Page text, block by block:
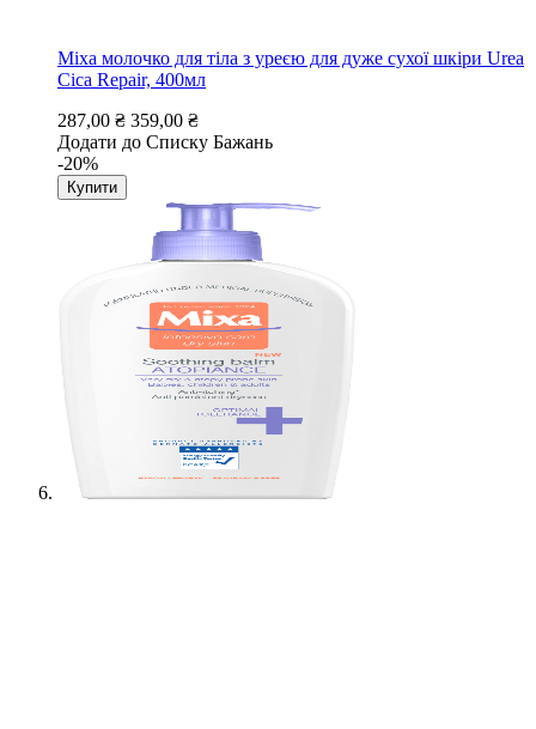
Mixa молочко для тіла з уреєю для дуже сухої шкіри Urea
Cica Repair, 400мл
287,00 ₴ 359,00 ₴
Додати до Списку Бажань
-20%
Купити